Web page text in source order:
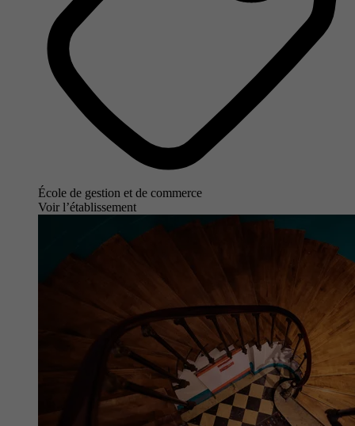
École de gestion et de commerce
Voir l’établissement